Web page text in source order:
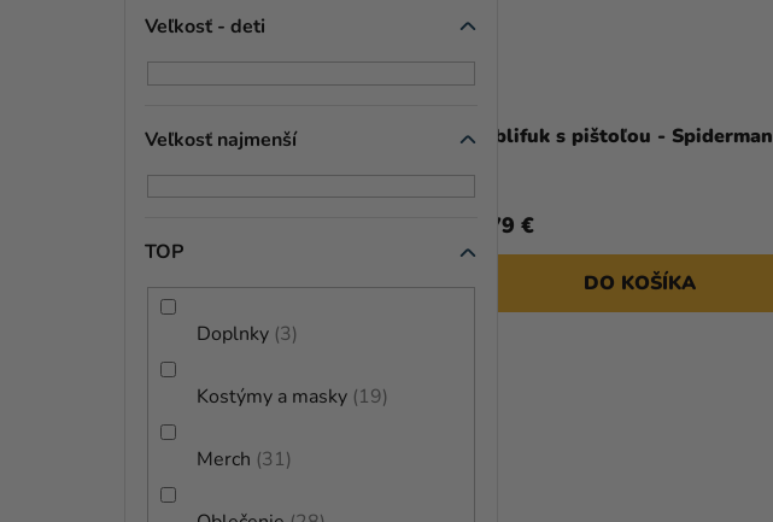
Veľkosť - deti
Veľkosť najmenší
TOP
Doplnky 3
Kostýmy a masky 19
Merch 31
Bublifuk - Avengers, 60 ml
DO KOŠÍKA
Bublifuk s pištoľou - Spiderman
6,79 €
DO KOŠÍKA